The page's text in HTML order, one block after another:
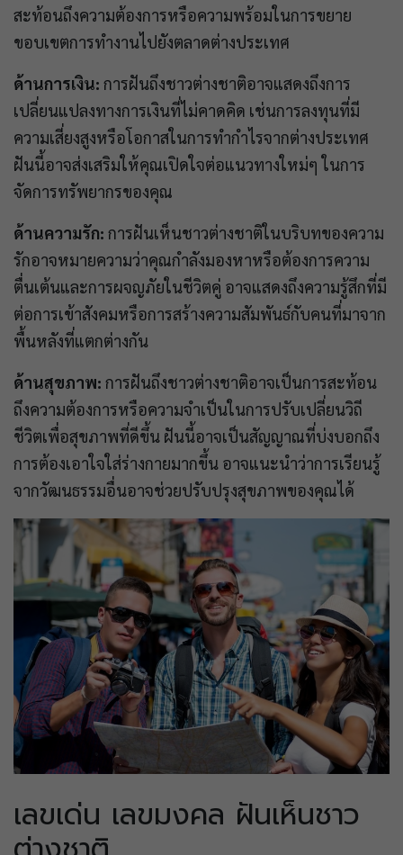
สะท้อนถึงความต้องการหรือความพร้อมในการขยาย
ขอบเขตการทำงานไปยังตลาดต่างประเทศ
ด้านการเงิน: การฝันถึงชาวต่างชาติอาจแสดงถึงการ
เปลี่ยนแปลงทางการเงินที่ไม่คาดคิด เช่นการลงทุนที่มี
ความเสี่ยงสูงหรือโอกาสในการทำกำไรจากต่างประเทศ
ฝันนี้อาจส่งเสริมให้คุณเปิดใจต่อแนวทางใหม่ๆ ในการ
จัดการทรัพยากรของคุณ
ด้านความรัก: การฝันเห็นชาวต่างชาติในบริบทของความ
รักอาจหมายความว่าคุณกำลังมองหาหรือต้องการความ
ตื่นเต้นและการผจญภัยในชีวิตคู่ อาจแสดงถึงความรู้สึกที่มี
ต่อการเข้าสังคมหรือการสร้างความสัมพันธ์กับคนที่มาจาก
พื้นหลังที่แตกต่างกัน
ด้านสุขภาพ: การฝันถึงชาวต่างชาติอาจเป็นการสะท้อน
ถึงความต้องการหรือความจำเป็นในการปรับเปลี่ยนวิถี
ชีวิตเพื่อสุขภาพที่ดีขึ้น ฝันนี้อาจเป็นสัญญาณที่บ่งบอกถึง
การต้องเอาใจใส่ร่างกายมากขึ้น อาจแนะนำว่าการเรียนรู้
จากวัฒนธรรมอื่นอาจช่วยปรับปรุงสุขภาพของคุณได้
เลขเด่น เลขมงคล ฝันเห็นชาว